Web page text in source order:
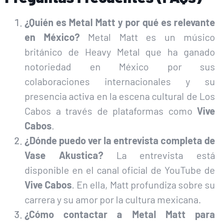
¿Quién es Metal Matt y por qué es relevante
en México?Metal Matt es un músico
británico de Heavy Metal que ha ganado
notoriedad en México por sus
colaboraciones internacionales y su
presencia activa en la escena cultural de Los
Cabos a través de plataformas como Vive
Cabos
¿Dónde puedo ver la entrevista completa de
Vase Akustica?La entrevista está
disponible en el canal oficial de YouTube de
Vive Cabos . En ella, Matt profundiza sobre su
carrera y su amor por la cultura mexicana.
¿Cómo contactar a Metal Matt para